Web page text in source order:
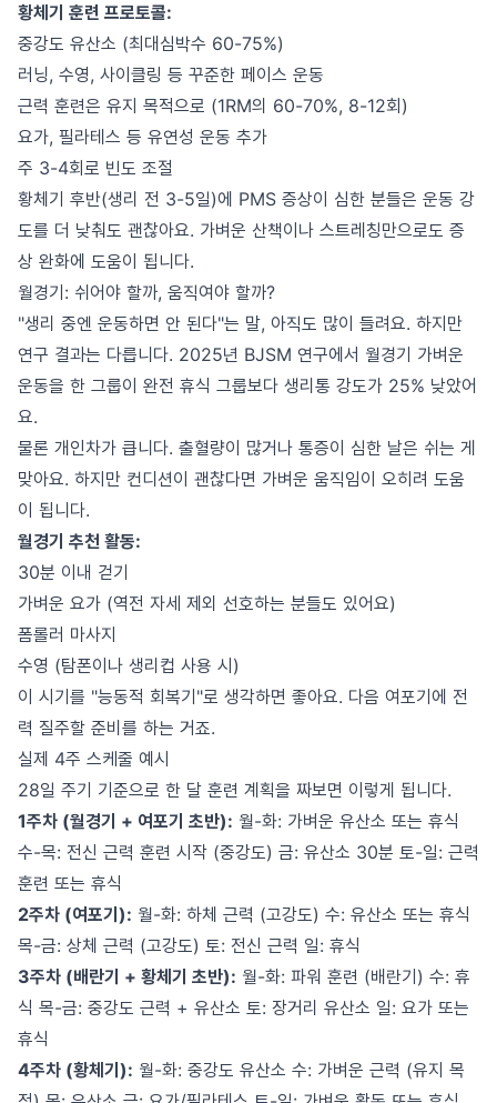
황체기 훈련 프로토콜:
중강도 유산소 (최대심박수 60-75%)
러닝, 수영, 사이클링 등 꾸준한 페이스 운동
근력 훈련은 유지 목적으로 (1RM의 60-70%, 8-12회)
요가, 필라테스 등 유연성 운동 추가
주 3-4회로 빈도 조절
황체기 후반(생리 전 3-5일)에 PMS 증상이 심한 분들은 운동 강
도를 더 낮춰도 괜찮아요. 가벼운 산책이나 스트레칭만으로도 증
상 완화에 도움이 됩니다.
월경기: 쉬어야 할까, 움직여야 할까?
"생리 중엔 운동하면 안 된다"는 말, 아직도 많이 들려요. 하지만
연구 결과는 다릅니다. 2025년 BJSM 연구에서 월경기 가벼운
운동을 한 그룹이 완전 휴식 그룹보다 생리통 강도가 25% 낮았어
요.
물론 개인차가 큽니다. 출혈량이 많거나 통증이 심한 날은 쉬는 게
맞아요. 하지만 컨디션이 괜찮다면 가벼운 움직임이 오히려 도움
이 됩니다.
월경기 추천 활동:
30분 이내 걷기
가벼운 요가 (역전 자세 제외 선호하는 분들도 있어요)
폼롤러 마사지
수영 (탐폰이나 생리컵 사용 시)
이 시기를 "능동적 회복기"로 생각하면 좋아요. 다음 여포기에 전
력 질주할 준비를 하는 거죠.
실제 4주 스케줄 예시
28일 주기 기준으로 한 달 훈련 계획을 짜보면 이렇게 됩니다.
1주차 (월경기 + 여포기 초반): 월-화: 가벼운 유산소 또는 휴식
수-목: 전신 근력 훈련 시작 (중강도) 금: 유산소 30분 토-일: 근력
훈련 또는 휴식
2주차 (여포기): 월-화: 하체 근력 (고강도) 수: 유산소 또는 휴식
목-금: 상체 근력 (고강도) 토: 전신 근력 일: 휴식
3주차 (배란기 + 황체기 초반): 월-화: 파워 훈련 (배란기) 수: 휴
식 목-금: 중강도 근력 + 유산소 토: 장거리 유산소 일: 요가 또는
휴식
4주차 (황체기): 월-화: 중강도 유산소 수: 가벼운 근력 (유지 목